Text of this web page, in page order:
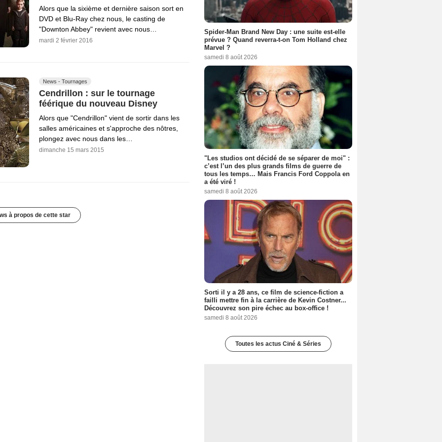
Alors que la sixième et dernière saison sort en
DVD et Blu-Ray chez nous, le casting de
"Downton Abbey" revient avec nous…
mardi 2 février 2016
News - Tournages
Cendrillon : sur le tournage
féérique du nouveau Disney
Alors que "Cendrillon" vient de sortir dans les
salles américaines et s'approche des nôtres,
plongez avec nous dans les…
dimanche 15 mars 2015
à propos de cette star
Spider-Man Brand New Day : une suite est-elle
prévue ? Quand reverra-t-on Tom Holland chez
Marvel ?
samedi 8 août 2026
"Les studios ont décidé de se séparer de moi" :
c’est l’un des plus grands films de guerre de
tous les temps… Mais Francis Ford Coppola en
a été viré !
samedi 8 août 2026
Sorti il y a 28 ans, ce film de science-fiction a
failli mettre fin à la carrière de Kevin Costner...
Découvrez son pire échec au box-office !
samedi 8 août 2026
Toutes les actus Ciné & Séries